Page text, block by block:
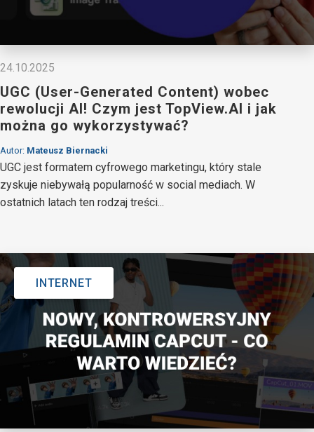
24.10.2025
UGC (User-Generated Content) wobec
rewolucji AI! Czym jest TopView.AI i jak
można go wykorzystywać?
Autor: Mateusz Biernacki
UGC jest formatem cyfrowego marketingu, który stale
zyskuje niebywałą popularność w social mediach. W
ostatnich latach ten rodzaj treści...
INTERNET